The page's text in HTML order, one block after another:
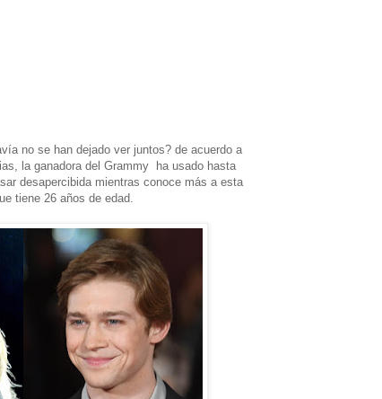
no se han dejado ver juntos? de acuerdo a
la ganadora del Grammy ha usado hasta
desapercibida mientras conoce más a esta
tiene 26 años de edad.